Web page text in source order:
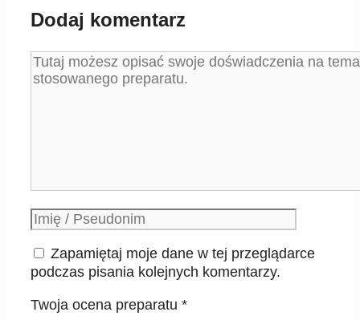
Dodaj komentarz
Komentarz
Podpis
Zapamiętaj moje dane w tej przeglądarce
podczas pisania kolejnych komentarzy.
Twoja ocena preparatu *